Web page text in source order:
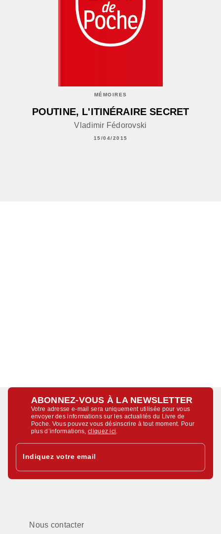
MÉMOIRES
POUTINE, L'ITINÉRAIRE SECRET
Vladimir Fédorovski
15/04/2015
ABONNEZ-VOUS À LA NEWSLETTER
Votre adresse e-mail sera uniquement utilisée pour vous
envoyer des informations sur les actualités du Livre de
Poche. Vous pouvez vous désinscrire à tout moment. Pour
plus d’informations,cliquez ici
Indiquez votre email
Nous contacter